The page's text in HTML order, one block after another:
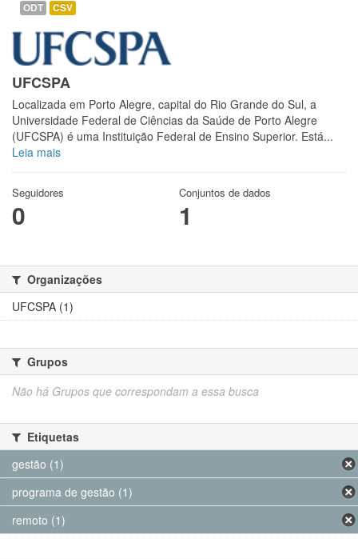
ODT CSV
UFCSPA
Localizada em Porto Alegre, capital do Rio Grande do Sul, a
Universidade Federal de Ciências da Saúde de Porto Alegre
(UFCSPA) é uma Instituição Federal de Ensino Superior. Está...
Leia mais
Seguidores
0
Conjuntos de dados
1
Organizações
UFCSPA (1)
Grupos
Não há Grupos que correspondam a essa busca
Etiquetas
gestão (1)
programa de gestão (1)
remoto (1)